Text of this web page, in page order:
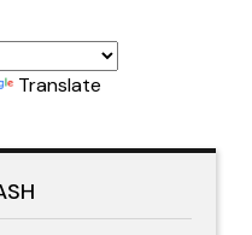
Translate